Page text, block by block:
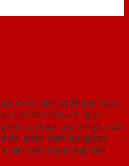
được đặt tại Thạnh Xuân,
tích 20.000 m2, dây
cửa gỗ ,cửa nhựa, cửa
thị phần nằm trong top
sản xuất cung ứng cửa